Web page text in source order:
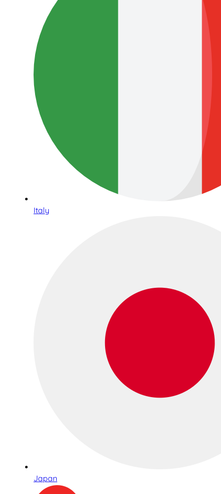
Italy
Japan